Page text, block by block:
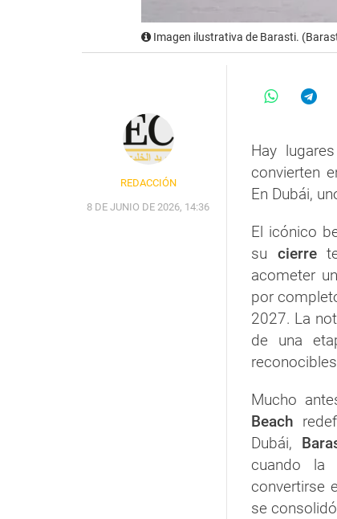
Imagen ilustrativa de Barasti.
REDACCIÓN
8 DE JUNIO DE 2026, 14:36
Hay
convierten
En Dubái,
El icónico
su cierre
acometer
por
2027. La
de una
Mucho
Beach
Dubái,
cuando la
convertirse
se